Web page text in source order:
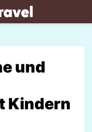
und
Kindern